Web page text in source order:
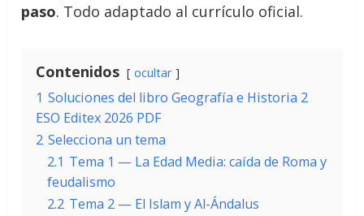
paso. Todo adaptado al currículo oficial.
Contenidos ocultar
1 Soluciones del libro Geografía e Historia 2
ESO Editex 2026 PDF
2 Selecciona un tema
2.1 Tema 1 — La Edad Media: caída de Roma y
feudalismo
2.2 Tema 2 — El Islam y Al-Ándalus